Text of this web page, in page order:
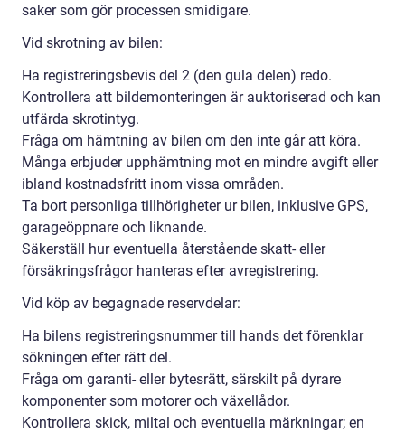
saker som gör processen smidigare.
Vid skrotning av bilen:
Ha registreringsbevis del 2 (den gula delen) redo.
Kontrollera att bildemonteringen är auktoriserad och kan
utfärda skrotintyg.
Fråga om hämtning av bilen om den inte går att köra.
Många erbjuder upphämtning mot en mindre avgift eller
ibland kostnadsfritt inom vissa områden.
Ta bort personliga tillhörigheter ur bilen, inklusive GPS,
garageöppnare och liknande.
Säkerställ hur eventuella återstående skatt- eller
försäkringsfrågor hanteras efter avregistrering.
Vid köp av begagnade reservdelar:
Ha bilens registreringsnummer till hands det förenklar
sökningen efter rätt del.
Fråga om garanti- eller bytesrätt, särskilt på dyrare
komponenter som motorer och växellådor.
Kontrollera skick, miltal och eventuella märkningar; en